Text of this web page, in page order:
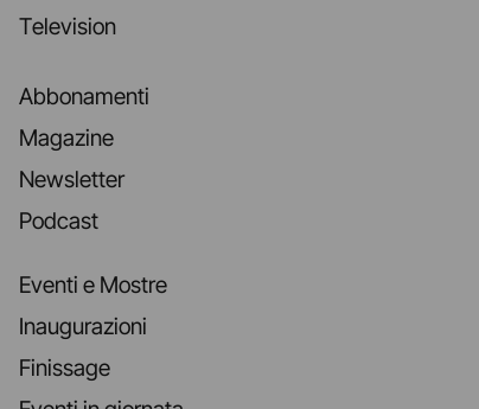
Television
Abbonamenti
Magazine
Newsletter
Podcast
Eventi e Mostre
Inaugurazioni
Finissage